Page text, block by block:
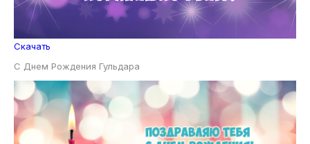
Скачать
С Днем Рождения Гульдара